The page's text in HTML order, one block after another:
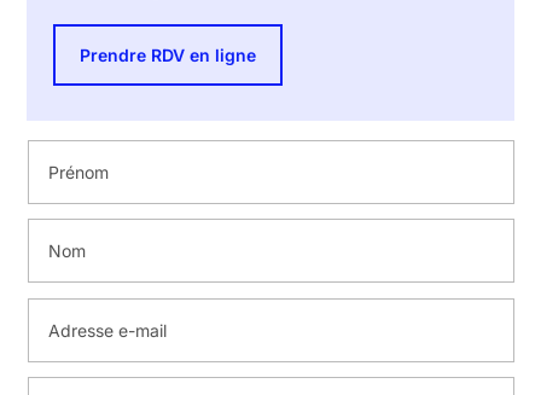
Prendre RDV en ligne